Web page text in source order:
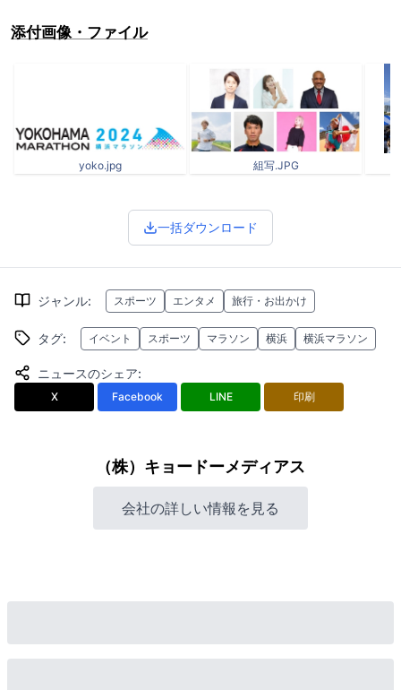
添付画像・ファイル
yoko.jpg 組写.JPG
一括ダウンロード
ジャンル: スポーツ エンタメ 旅行・お出かけ
タグ: イベント スポーツ マラソン 横浜 横浜マラソン
ニュースのシェア:
X Facebook LINE 印刷
（株）キョードーメディアス
会社の詳しい情報を見る